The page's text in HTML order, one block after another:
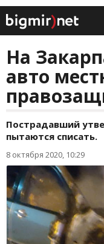
На
авто
Пострадавший
пытаются списать.
8 октября 2020, 10:29